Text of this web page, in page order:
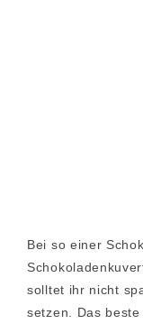
Bei so einer
solltet ihr nicht
setzen. Das